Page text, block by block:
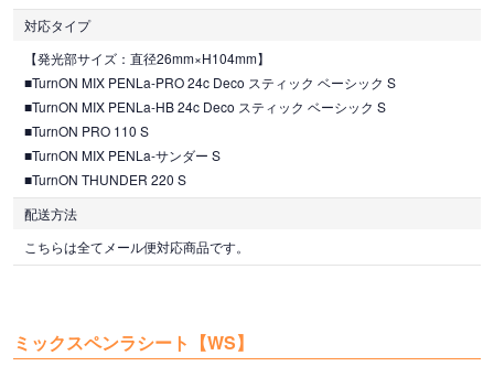
対応タイプ
【発光部サイズ：直径26mm×H104mm】
■TurnON MIX PENLa-PRO 24c Deco スティック ベーシック S
■TurnON MIX PENLa-HB 24c Deco スティック ベーシック S
■TurnON PRO 110 S
■TurnON MIX PENLa-サンダー S
■TurnON THUNDER 220 S
配送方法
こちらは全てメール便対応商品です。
ミックスペンラシート【WS】